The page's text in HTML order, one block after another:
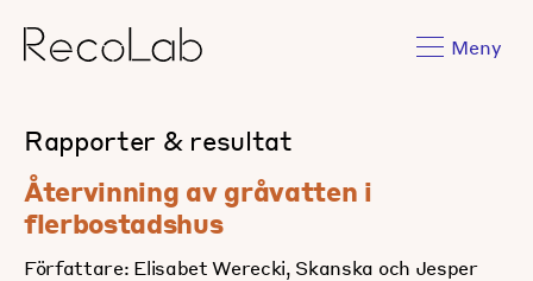
Meny
Rapporter & resultat
Återvinning av gråvatten i
flerbostadshus
Författare: Elisabet Werecki, Skanska och Jesper